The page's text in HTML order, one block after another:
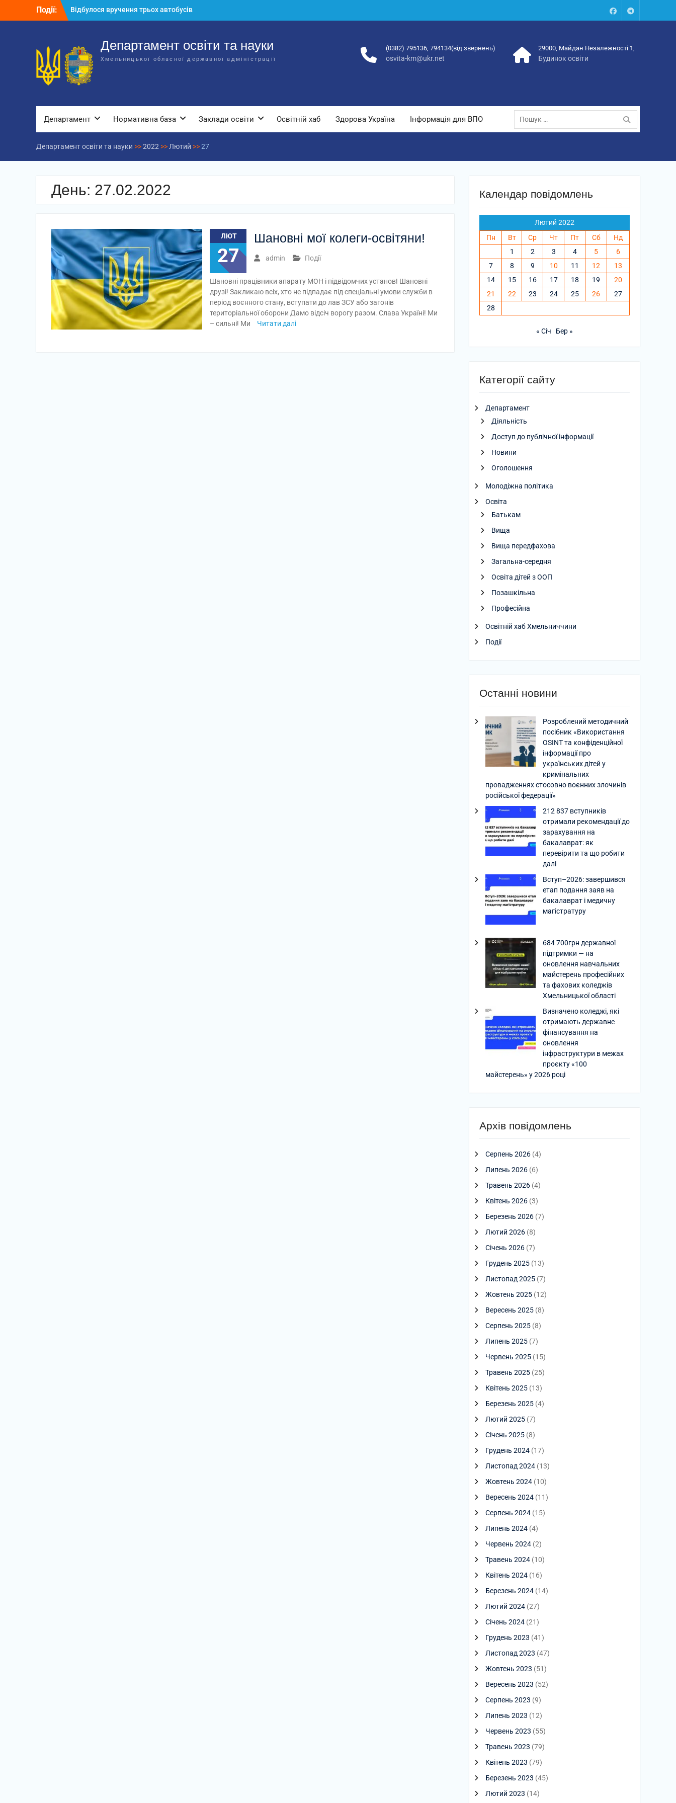
Події:
Відбулося вручення трьох автобусів
для потреб закладів освіти
Департаменту освіти та науки обласної
державної адміністрації
Відбулась обласна нарада для
відповідальних за національно-
патріотичне виховання
FacebookTalegram
Департамент освіти та науки
Хмельницької обласної державної адміністрації
(0382) 795136, 794134(від.звернень)
osvita-km@ukr.net
29000, Майдан Незалежності 1,
Будинок освіти
Департамент Нормативна база Заклади освіти Освітній хаб Здорова Україна Інформація для ВПО
Пошук:
Департамент освіти та науки >>2022 >> Лютий >>27
День: 27.02.2022
ЛЮТ
27
Шановні мої колеги-освітяни!
admin Події
Шановні працівники апарату МОН і підвідомчих установ! Шановні
друзі! Закликаю всіх, хто не підпадає під спеціальні умови служби в
період воєнного стану, вступати до лав ЗСУ або загонів
територіальної оборони Дамо відсіч ворогу разом. Слава Україні! Ми
– сильні! Ми
Читати далі
Календар повідомлень
Лютий 2022
Пн
Вт Ср Чт Пт Сб
Нд
1
2 3 4 5
6
7
8 9 10 11 12
13
14
15 16 17 18 19
20
21
22 23 24 25 26
27
28
« Січ Бер »
Категорії сайту
Департамент
Діяльність
Доступ до публічної інформації
Новини
Оголошення
Молодіжна політика
Освіта
Батькам
Вища
Вища передфахова
Загальна-середня
Освіта дітей з ООП
Позашкільна
Професійна
Освітній хаб Хмельниччини
Події
Останні новини
Розроблений методичний
посібник «Використання
OSINT та конфіденційної
інформації про
українських дітей у
кримінальних
провадженнях стосовно воєнних злочинів
російської федерації»
212 837 вступників
отримали рекомендації до
зарахування на
бакалаврат: як
перевірити та що робити
далі
Вступ–2026: завершився
етап подання заяв на
бакалаврат і медичну
магістратуру
684 700грн державної
підтримки — на
оновлення навчальних
майстерень професійних
та фахових коледжів
Хмельницької області
Визначено коледжі, які
отримають державне
фінансування на
оновлення
інфраструктури в межах
проєкту «100
майстерень» у 2026 році
Архів повідомлень
Серпень 2026 (4)
Липень 2026 (6)
Травень 2026 (4)
Квітень 2026 (3)
Березень 2026 (7)
Лютий 2026 (8)
Січень 2026 (7)
Грудень 2025 (13)
Листопад 2025 (7)
Жовтень 2025 (12)
Вересень 2025 (8)
Серпень 2025 (8)
Липень 2025 (7)
Червень 2025 (15)
Травень 2025 (25)
Квітень 2025 (13)
Березень 2025 (4)
Лютий 2025 (7)
Січень 2025 (8)
Грудень 2024 (17)
Листопад 2024 (13)
Жовтень 2024 (10)
Вересень 2024 (11)
Серпень 2024 (15)
Липень 2024 (4)
Червень 2024 (2)
Травень 2024 (10)
Квітень 2024 (16)
Березень 2024 (14)
Лютий 2024 (27)
Січень 2024 (21)
Грудень 2023 (41)
Листопад 2023 (47)
Жовтень 2023 (51)
Вересень 2023 (52)
Серпень 2023 (9)
Липень 2023 (12)
Червень 2023 (55)
Травень 2023 (79)
Квітень 2023 (79)
Березень 2023 (45)
Лютий 2023 (14)